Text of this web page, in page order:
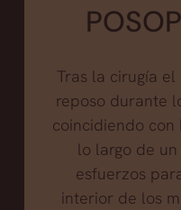
Tras la cirugía
reposo durante
coincidiendo
lo largo de
esfuerzos
interior de los